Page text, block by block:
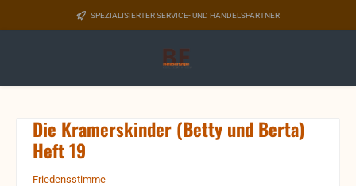
Zum Hauptinhalt springenSPEZIALISIERTER SERVICE- UND HANDELSPARTNER
Die Kramerskinder (Betty und Berta)
Heft 19
Friedensstimme